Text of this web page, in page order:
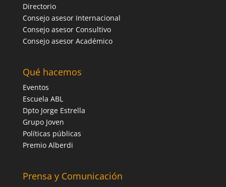
Directorio
Consejo asesor Internacional
Consejo asesor Consultivo
Consejo asesor Académico
Qué hacemos
Eventos
Escuela ABL
Dpto Jorge Estrella
Grupo Joven
Políticas públicas
Premio Alberdi
Prensa y Comunicación